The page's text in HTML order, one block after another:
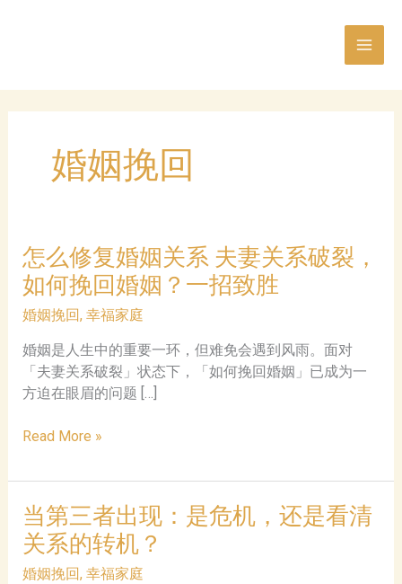
婚姻挽回
怎么修复婚姻关系 夫妻关系破裂，
如何挽回婚姻？一招致胜
婚姻挽回, 幸福家庭
婚姻是人生中的重要一环，但难免会遇到风雨。面对
「夫妻关系破裂」状态下，「如何挽回婚姻」已成为一
方迫在眼眉的问题 […]
怎
修
复
婚
姻
关
Read More »
当第三者出现：是危机，还是看清
关系的转机？
婚姻挽回, 幸福家庭